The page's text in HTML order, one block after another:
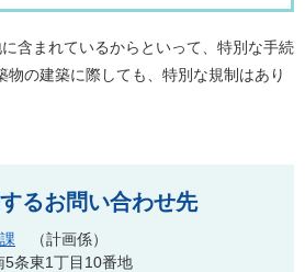
含まれているからといって、特別な手続
物の建築に際しても、特別な規制はあり
るお問い合わせ先
計画係
5条東1丁目10番地